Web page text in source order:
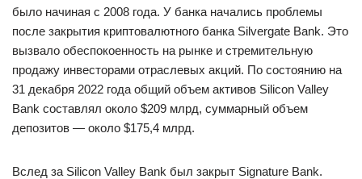
было начиная с 2008 года. У банка начались проблемы
после закрытия криптовалютного банка Silvergate Bank. Это
вызвало обеспокоенность на рынке и стремительную
продажу инвесторами отраслевых акций. По состоянию на
31 декабря 2022 года общий объем активов Silicon Valley
Bank составлял около $209 млрд, суммарный объем
депозитов — около $175,4 млрд.
Вслед за Silicon Valley Bank был закрыт Signature Bank.